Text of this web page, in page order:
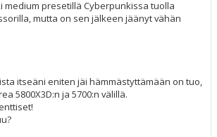
medium presetillä Cyberpunkissa tuolla
mutta on sen jälkeen jäänyt vähän
itseäni eniten jäi hämmästyttämään on tuo,
5800X3D:n ja 5700:n välillä.